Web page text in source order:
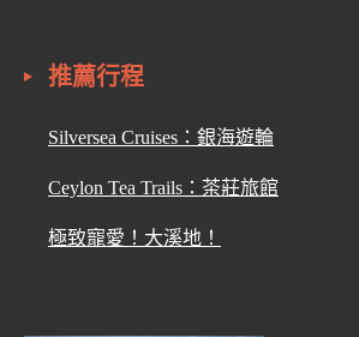
推薦行程
Silversea Cruises：銀海遊輪
Ceylon Tea Trails：茶莊旅館
極致寵愛！大溪地！